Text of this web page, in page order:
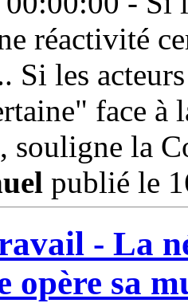
réactivité
Si les
face à
souligne la
publié le
- La
opère sa